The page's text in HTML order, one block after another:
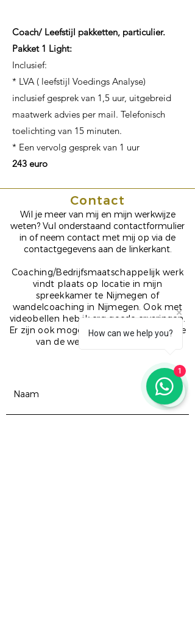
Coach/ Leefstijl pakketten, particulier.
Pakket 1 Light:
Inclusief:
* LVA ( leefstijl Voedings Analyse)
inclusief gesprek van 1,5 uur, uitgebreid
maatwerk advies per mail. Telefonisch
toelichting van 15 minuten.
* Een vervolg gesprek van 1 uur
243 euro
Contact
Wil je meer van mij en mijn werkwijze
weten? Vul onderstaand contactformulier
in of neem contact met mij op via de
contactgegevens aan de linkerkant.
Coaching/Bedrijfsmaatschappelijk werk
vindt plaats op locatie in mijn
spreekkamer te Nijmegen of
wandelcoaching in Nijmegen. Ook met
videobellen heb ik erg goede ervaringen.
Er zijn ook mogelijkheden om op locatie
van de werkgever te werken.
How can we help you?
1